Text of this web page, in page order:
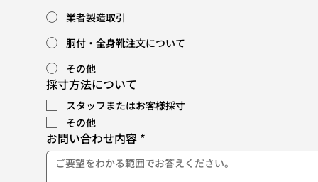
業者製造取引
胴付・全身靴注文について
その他
採寸方法について
スタッフまたはお客様採寸
その他
お問い合わせ内容 *